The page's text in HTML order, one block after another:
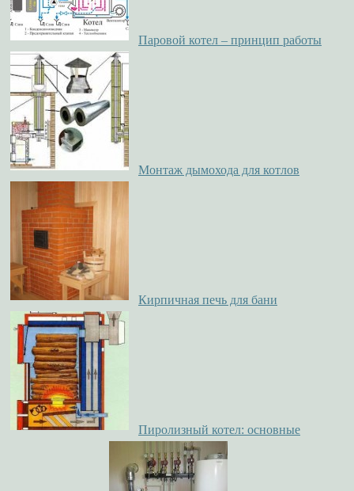
Паровой котел – принцип работы
Монтаж дымохода для котлов
Кирпичная печь для бани
Пиролизный котел: основные